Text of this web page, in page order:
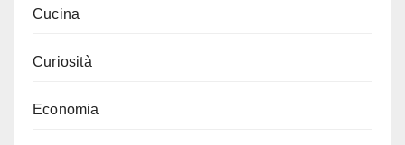
Cucina
Curiosità
Economia